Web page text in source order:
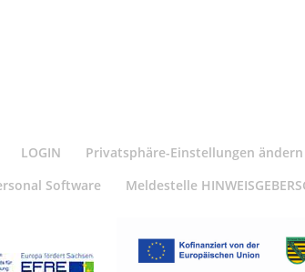
LOGIN Privatsphäre-Einstellungen ändern
Software Meldestelle